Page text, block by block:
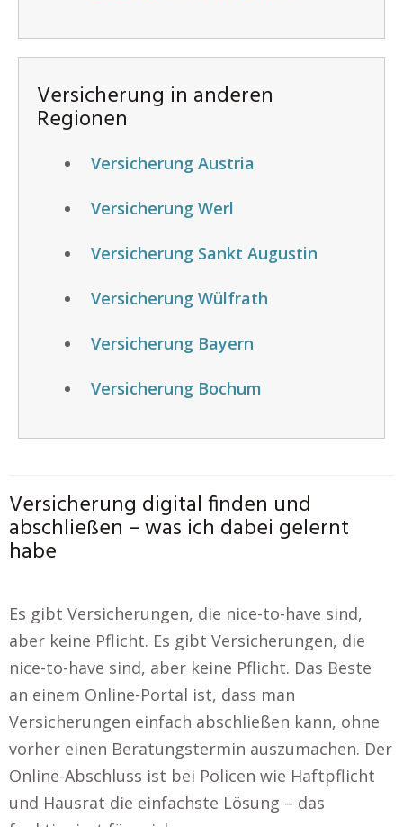
Versicherung in anderen
Regionen
Versicherung Austria
Versicherung Werl
Versicherung Sankt Augustin
Versicherung Wülfrath
Versicherung Bayern
Versicherung Bochum
Versicherung digital finden und
abschließen – was ich dabei gelernt
habe
Es gibt Versicherungen, die nice-to-have sind,
aber keine Pflicht. Es gibt Versicherungen, die
nice-to-have sind, aber keine Pflicht. Das Beste
an einem Online-Portal ist, dass man
Versicherungen einfach abschließen kann, ohne
vorher einen Beratungstermin auszumachen. Der
Online-Abschluss ist bei Policen wie Haftpflicht
und Hausrat die einfachste Lösung – das